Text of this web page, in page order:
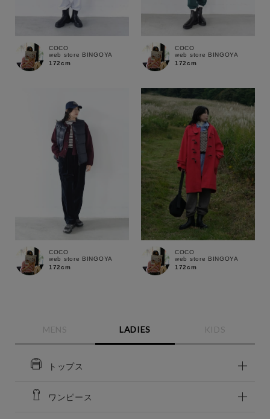
COCO
web store BINGOYA
172cm
COCO
web store BINGOYA
172cm
COCO
web store BINGOYA
172cm
COCO
web store BINGOYA
172cm
MENS LADIES KIDS
トップス
ワンピース